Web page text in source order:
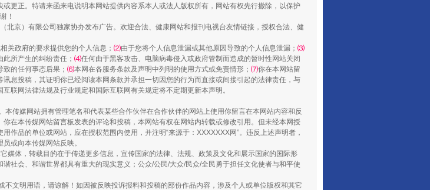
镜头丨大暑三秋近 山西：不断增强治理腐败综合效能
更正。特请来函来电说明本网站提供内容系本人或法人版权所有，网站有权先行撤除，以保护
！
北京）有限公司独家协办发布广告。欢迎合法、健康网站和报刊电视台友情链接，授权合法、健
关政府的要求提供您的个人信息； ⑵由于您将个人信息泄漏或其他原因导致的个人信息泄漏； ⑶
所产生的纠纷责任； ⑷任何由于黑客攻击、电脑病毒侵入或政府管制而造成的暂时性网站关闭
致的任何事态后果； ⑹本网在各服务条款及声明中列明的使用方式或免责情形； ⑺你在本网站留
息投稿，其证明你已经阅读本网条款并承担一切因您的行为而直接或间接引起的法律责任，与
联网法律法规及行业规定和国际互联网有关规定将不定期更新本声明。
传媒网站拥有管理笔名和代表某些合作伙伴在合作伙伴的网站上使用你留言在本网站内容和反
在本传媒网站留言板发表的评论和投稿，本网站有权在网站内转载或修改引用。但未经本网授
作品的单位或网站，应在授权范围内使用，并注明“来源于：XXXXXXX网”。违反上述声明者，
或向本传媒网站反映。
媒体，转载目的在于传递更多信息，宣传国家的法律、法规、政策及文化和展示国家的国际形
社会、和谐世界都具有重大的现实意义；公众/公民/大众/民众/全民勇于担任文化使者与和平使
文明用语，请谅解！如因被反映投诉报料和投稿的部份作品内容，涉及个人或单位版权和其它